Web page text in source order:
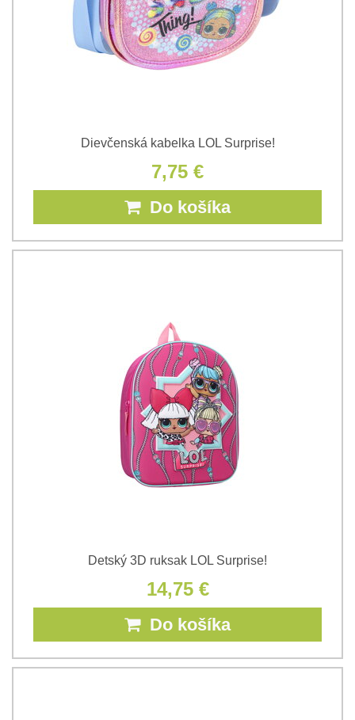
Dievčenská kabelka LOL Surprise!
7,75 €
Do košíka
Detský 3D ruksak LOL Surprise!
14,75 €
Do košíka